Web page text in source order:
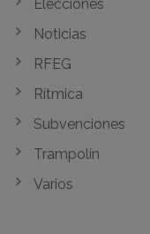
Elecciones
Noticias
RFEG
Rítmica
Subvenciones
Trampolín
Varios